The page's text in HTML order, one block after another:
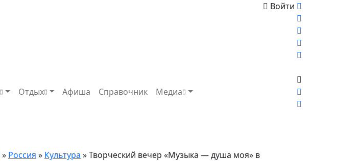
Войти
Отдых Афиша Справочник Медиа
» Россия » Культура » Творческий вечер «Музыка — душа моя» в